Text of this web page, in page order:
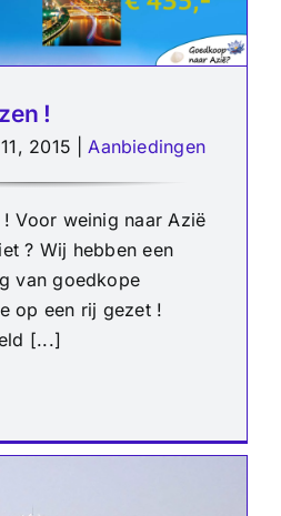
!
2015 Aanbiedingen
Voor weinig naar Azië
? Wij hebben een
van goedkope
op een rij gezet !
[...]